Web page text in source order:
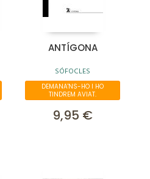
ANTÍGONA
SÓFOCLES
DEMANA'NS-HO I HO
TINDREM AVIAT.
9,95 €